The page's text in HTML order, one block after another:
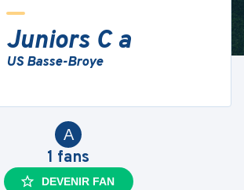
Juniors C a
US Basse-Broye
A
1 fans
DEVENIR FAN